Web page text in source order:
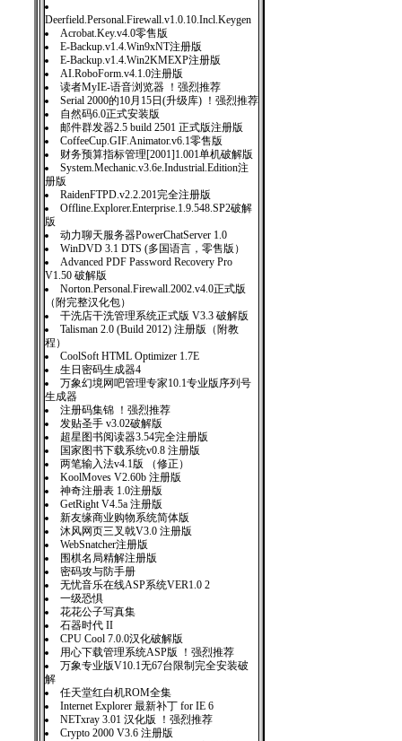
Deerfield.Personal.Firewall.v1.0.10.Incl.Keygen
Acrobat.Key.v4.0零售版
E-Backup.v1.4.Win9xNT注册版
E-Backup.v1.4.Win2KMEXP注册版
AI.RoboForm.v4.1.0注册版
读者MyIE-语音浏览器 ！强烈推荐
Serial 2000的10月15日(升级库) ！强烈推荐
自然码6.0正式安装版
邮件群发器2.5 build 2501 正式版注册版
CoffeeCup.GIF.Animator.v6.1零售版
财务预算指标管理[2001]1.001单机破解版
System.Mechanic.v3.6e.Industrial.Edition注
册版
RaidenFTPD.v2.2.201完全注册版
Offline.Explorer.Enterprise.1.9.548.SP2破解
版
动力聊天服务器PowerChatServer 1.0
WinDVD 3.1 DTS (多国语言，零售版）
Advanced PDF Password Recovery Pro
V1.50 破解版
Norton.Personal.Firewall.2002.v4.0正式版
（附完整汉化包）
干洗店干洗管理系统正式版 V3.3 破解版
Talisman 2.0 (Build 2012) 注册版（附教
程）
CoolSoft HTML Optimizer 1.7E
生日密码生成器4
万象幻境网吧管理专家10.1专业版序列号
生成器
注册码集锦 ！强烈推荐
发贴圣手 v3.02破解版
超星图书阅读器3.54完全注册版
国家图书下载系统v0.8 注册版
两笔输入法v4.1版 （修正）
KoolMoves V2.60b 注册版
神奇注册表 1.0注册版
GetRight V4.5a 注册版
新友缘商业购物系统简体版
沐风网页三叉戟V3.0 注册版
WebSnatcher注册版
围棋名局精解注册版
密码攻与防手册
无忧音乐在线ASP系统VER1.0 2
一级恐惧
花花公子写真集
石器时代 II
CPU Cool 7.0.0汉化破解版
用心下载管理系统ASP版 ！强烈推荐
万象专业版V10.1无67台限制完全安装破
解
任天堂红白机ROM全集
Internet Explorer 最新补丁 for IE 6
NETxray 3.01 汉化版 ！强烈推荐
Crypto 2000 V3.6 注册版